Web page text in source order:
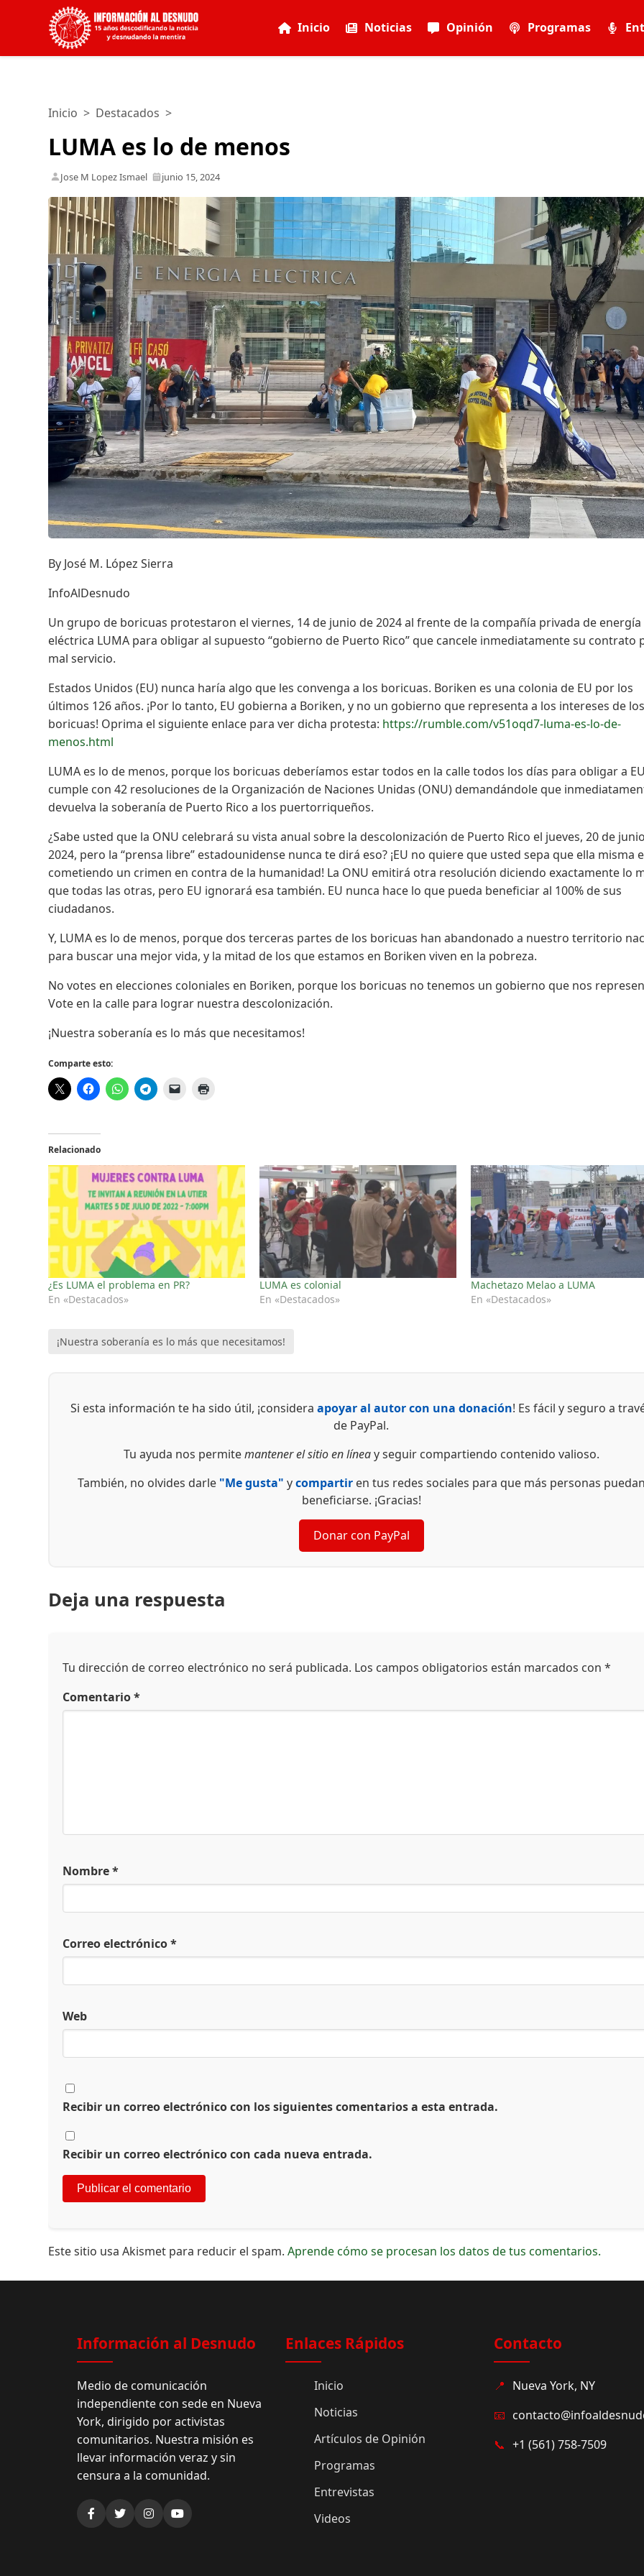
Inicio Noticias Opinión Programas
Inicio > Destacados >
LUMA es lo de menos
Jose M Lopez Ismael junio 15, 2024
By José M. López Sierra
InfoAlDesnudo
Un grupo de boricuas protestaron el viernes, 14 de junio de 2024 al frente de la compañía privada de energía
eléctrica LUMA para obligar al supuesto “gobierno de Puerto Rico” que cancele inmediatamente su contrato
mal servicio.
Estados Unidos (EU) nunca haría algo que les convenga a los boricuas. Boriken es una colonia de EU por los
últimos 126 años. ¡Por lo tanto, EU gobierna a Boriken, y no un gobierno que representa a los intereses de los
boricuas! Oprima el siguiente enlace para ver dicha protesta: https://rumble.com/v51oqd7-luma-es-lo-de-
menos.html
LUMA es lo de menos, porque los boricuas deberíamos estar todos en la calle todos los días para obligar a
cumple con 42 resoluciones de la Organización de Naciones Unidas (ONU) demandándole que
devuelva la soberanía de Puerto Rico a los puertorriqueños.
¿Sabe usted que la ONU celebrará su vista anual sobre la descolonización de Puerto Rico el jueves, 20 de
2024, pero la “prensa libre” estadounidense nunca te dirá eso? ¡EU no quiere que usted sepa que ella misma
cometiendo un crimen en contra de la humanidad! La ONU emitirá otra resolución diciendo exactamente lo
que todas las otras, pero EU ignorará esa también. EU nunca hace lo que pueda beneficiar al 100% de sus
ciudadanos.
Y, LUMA es lo de menos, porque dos terceras partes de los boricuas han abandonado a nuestro territorio
para buscar una mejor vida, y la mitad de los que estamos en Boriken viven en la pobreza.
No votes en elecciones coloniales en Boriken, porque los boricuas no tenemos un gobierno que nos
Vote en la calle para lograr nuestra descolonización.
¡Nuestra soberanía es lo más que necesitamos!
Comparte esto:
Relacionado
¿Es LUMA el problema en PR?
En «Destacados»
LUMA es colonial
En «Destacados»
Machetazo Melao a LUMA
En «Destacados»
¡Nuestra soberanía es lo más que necesitamos!
Si esta información te ha sido útil, ¡consideraapoyar al autor con una donación! Es fácil y seguro a
de PayPal.
Tu ayuda nos permitemantener el sitio en líneay seguir compartiendo contenido valioso.
También, no olvides darle "Me gusta" ycompartiren tus redes sociales para que más personas puedan
beneficiarse. ¡Gracias!
Donar con PayPal
Deja una respuesta
Tu dirección de correo electrónico no será publicada. Los campos obligatorios están marcados con*
Comentario*
Nombre*
Correo electrónico*
Web
Recibir un correo electrónico con los siguientes comentarios a esta entrada.
Recibir un correo electrónico con cada nueva entrada.
Este sitio usa Akismet para reducir el spam.Aprende cómo se procesan los datos de tus comentarios.
Información al Desnudo
Medio de comunicación
independiente con sede en Nueva
York, dirigido por activistas
comunitarios. Nuestra misión es
llevar información veraz y sin
censura a la comunidad.
Enlaces Rápidos
Inicio
Noticias
Artículos de Opinión
Programas
Entrevistas
Videos
Contacto
📍 Nueva York, NY
📧
📞 +1 (561) 758-7509